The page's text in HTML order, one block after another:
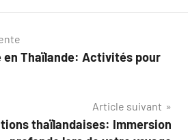
Thaïlande: Activités pour
Article suivant
thaïlandaises: Immersion